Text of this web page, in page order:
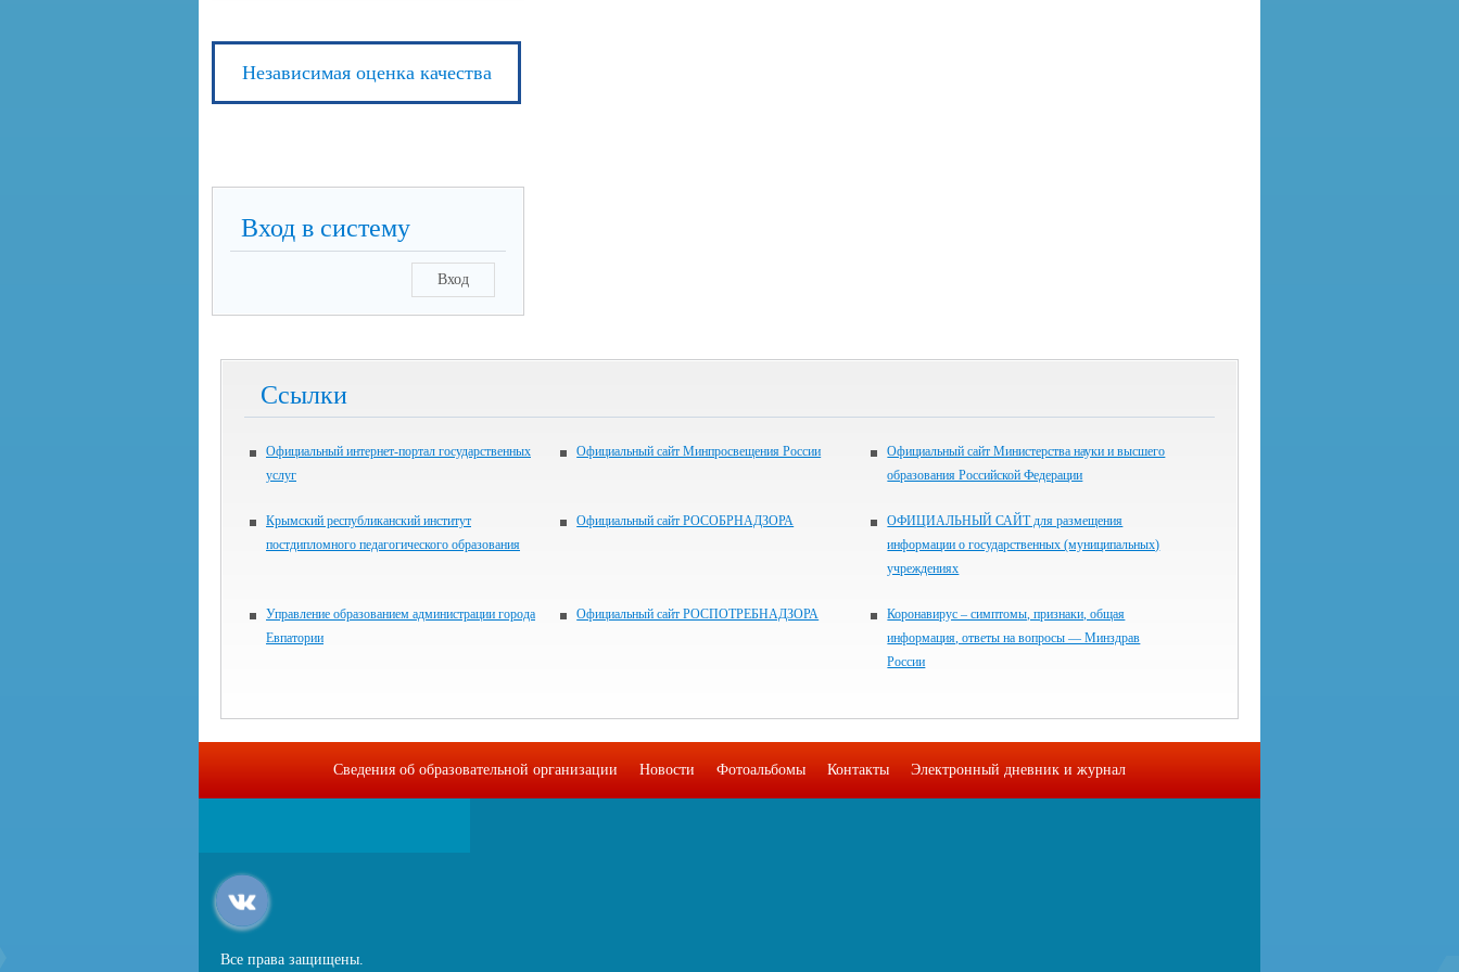
Независимая оценка качества
Вход в систему
Вход
Ссылки
Официальный интернет-портал государственных
услуг
Официальный сайт Минпросвещения России
Официальный сайт Министерства науки и высшего
образования Российской Федерации
Крымский республиканский институт
постдипломного педагогического образования
Официальный сайт РОСОБРНАДЗОРА
ОФИЦИАЛЬНЫЙ САЙТ для размещения
информации о государственных (муниципальных)
учреждениях
Управление образованием администрации города
Евпатории
Официальный сайт РОСПОТРЕБНАДЗОРА
Коронавирус – симптомы, признаки, общая
информация, ответы на вопросы — Минздрав
России
Сведения об образовательной организации Новости Фотоальбомы Контакты Электронный дневник и журнал
Все права защищены.